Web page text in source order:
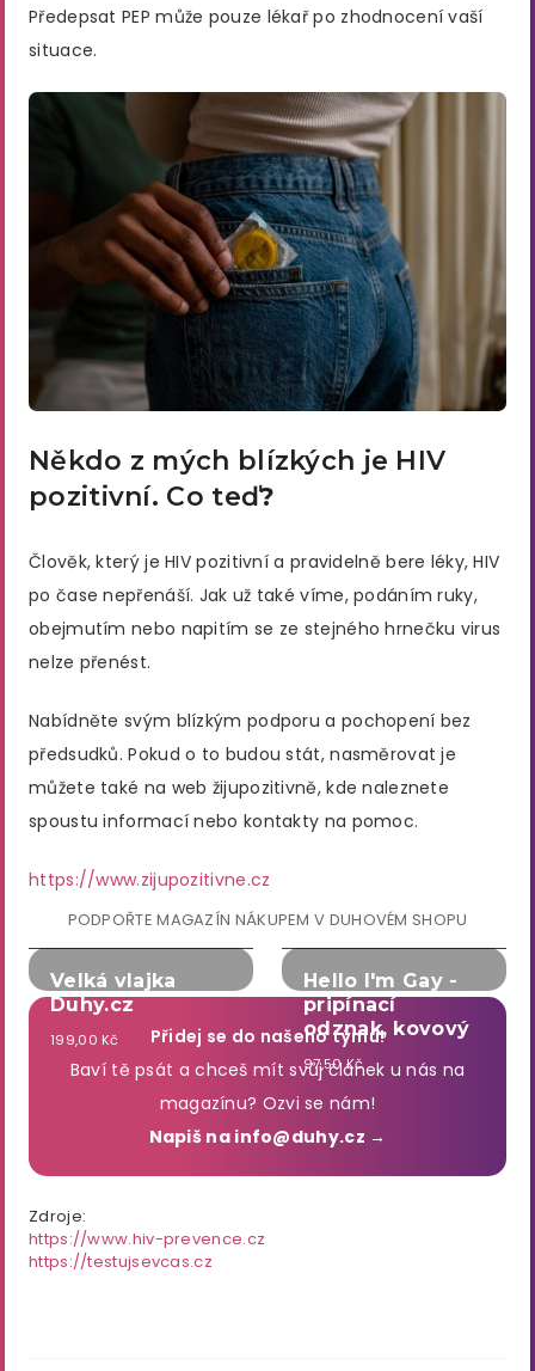
Předepsat PEP může pouze lékař po zhodnocení vaší
situace.
Někdo z mých blízkých je HIV
pozitivní. Co teď?
Člověk, který je HIV pozitivní a pravidelně bere léky, HIV
po čase nepřenáší. Jak už také víme, podáním ruky,
obejmutím nebo napitím se ze stejného hrnečku virus
nelze přenést.
Nabídněte svým blízkým podporu a pochopení bez
předsudků. Pokud o to budou stát, nasměrovat je
můžete také na web žijupozitivně, kde naleznete
spoustu informací nebo kontakty na pomoc.
https://www.zijupozitivne.cz
PODPOŘTE MAGAZÍN NÁKUPEM V DUHOVÉM SHOPU
Velká vlajka
Duhy.cz
199,00 Kč
Hello I'm Gay -
pripínací
odznak, kovový
97,50 Kč
Přidej se do našeho týmu!
Baví tě psát a chceš mít svůj článek u nás na
magazínu? Ozvi se nám!
Napiš na info@duhy.cz →
Zdroje:
https://www.hiv-prevence.cz
https://testujsevcas.cz